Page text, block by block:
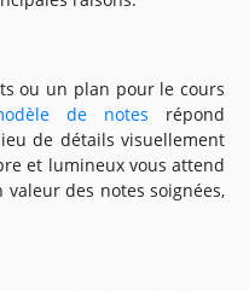
ou un plan pour le cours
de notes répond
de détails visuellement
et lumineux vous attend
des notes soignées,